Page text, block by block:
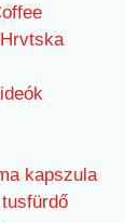
kapszula